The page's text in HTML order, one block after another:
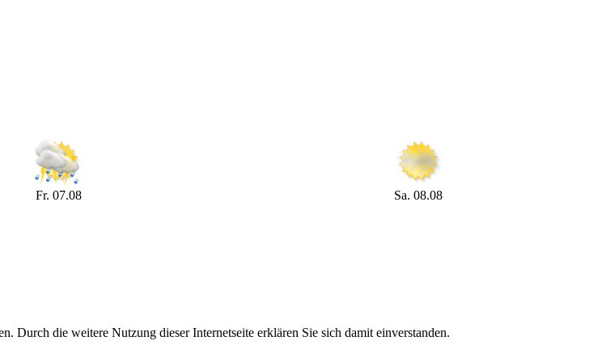
Fr. 07.08 Sa. 08.08
Durch die weitere Nutzung dieser Internetseite erklären Sie sich damit einverstanden.